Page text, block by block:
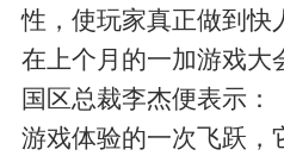
性，使玩家真正做到快
在上个月的一加游戏大
国区总裁李杰便表示：
游戏体验的一次飞跃，